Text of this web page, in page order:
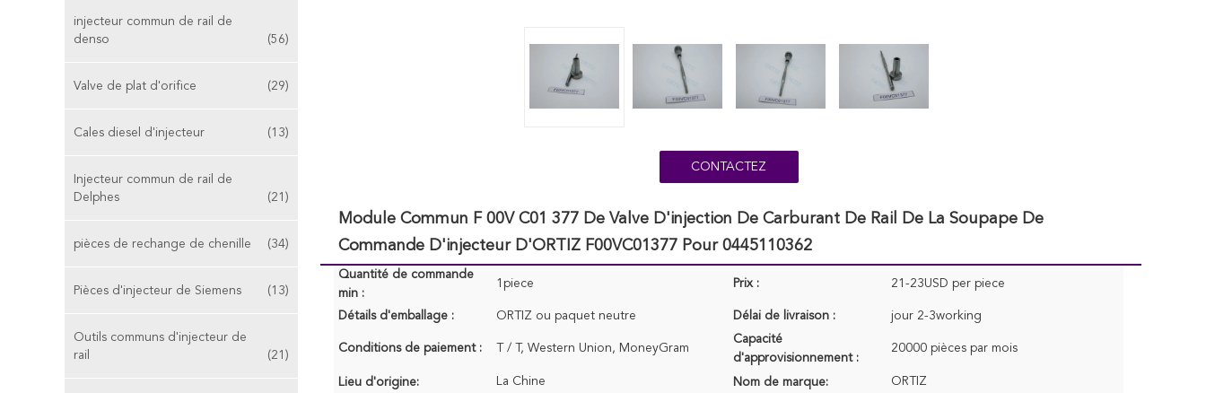
injecteur commun de rail de
denso
(56)
Valve de plat d'orifice (29)
Cales diesel d'injecteur (13)
Injecteur commun de rail de
Delphes
(21)
pièces de rechange de chenille (34)
Pièces d'injecteur de Siemens (13)
Outils communs d'injecteur de
rail
(21)
CONTACTEZ
Module Commun F 00V C01 377 De Valve D'injection De Carburant De Rail De La Soupape De
Commande D'injecteur D'ORTIZ F00VC01377 Pour 0445110362
Quantité de commande
min :
1piece Prix : 21-23USD per piece
Détails d'emballage : ORTIZ ou paquet neutre Délai de livraison : jour 2-3working
Conditions de paiement : T / T, Western Union, MoneyGram
Capacité
d'approvisionnement :
20000 pièces par mois
Lieu d'origine: La Chine Nom de marque: ORTIZ